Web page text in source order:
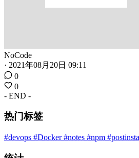
NoCode
· 2021年08月20日 09:11
0
0
- END -
热门标签
#devops #Docker#notes #npm